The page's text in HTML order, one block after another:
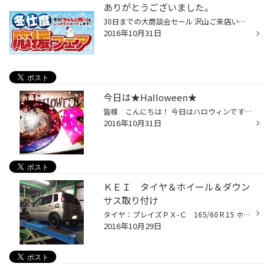
ありがとうございました。
30日までの大商談会セール 沢山ご来店いただきまして誠にありがとうございました！ お野菜＆ルーのプレゼントもご好評いただきました。 11月5日からは冬支度応援フェア開催致します。 スタッドレスタイヤご成約で リフト券プレゼントです！ 皆様のご来店心よりお待ち致しております。
2016年10月31日
今日は★Halloween★
皆様 こんにちは！ 今日はハロウィンですね。 私が子供の頃はハロウィンの行事は そこまでメジャーな行事ではなかったんですが・・・ ニュースも今はハロウィンの仮装行列をトップニュースで報じてました。 今ではメジャーな行事の一つになりましたね。 子供達の仮装はとっても可愛いですよね。 昨...
2016年10月31日
ＫＥＩ タイヤ＆ホイール＆ダウン
サス取り付け
タイヤ：プレイズＰＸ-Ｃ 165/60Ｒ15 ホイール：ＲＡＹＳマルカ Ｇ-ゲームス77リブート 15Ｘ45 4/100 +43 ダウンサス：ＲＳ-Ｒ スーパーダウン もちろんアライメント調整も実施させていただいてます！！ かなりスパルタンな印象になられましたね♪ お買い上げいただき誠にありがとうございまし...
2016年10月29日